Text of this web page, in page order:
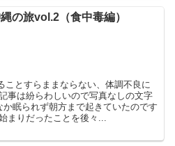
の旅vol.2（食中毒編）
ことすらままならない、体調不良に
事は紛らわしいので写真なしの文字
眠られず朝方まで起きていたのです
まりだったことを後々...